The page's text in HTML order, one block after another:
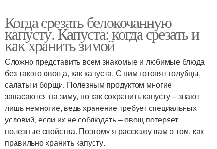
Когда срезать белокочанную
капусту. Капуста: когда срезать и
как хранить зимой
Сложно представить всем знакомые и любимые блюда
без такого овоща, как капуста. С ним готовят голубцы,
салаты и борщи. Полезным продуктом многие
запасаются на зиму, но как сохранить капусту – знают
лишь немногие, ведь хранение требует специальных
условий, если их не соблюдать – овощ потеряет
полезные свойства. Поэтому я расскажу вам о том, как
правильно хранить капусту.